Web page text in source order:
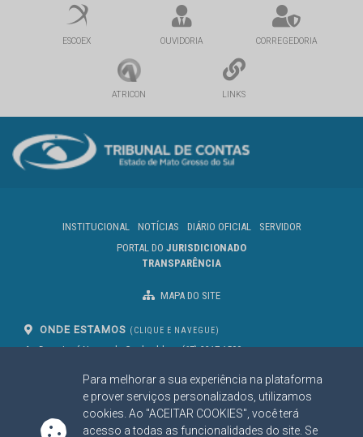
Para melhorar a sua experiência na plataforma
e prover serviços personalizados, utilizamos
cookies. Ao "ACEITAR COOKIES", você terá
acesso a todas as funcionalidades do site. Se
ESCOEX OUVIDORIA CORREGEDORIA
ATRICON LINKS
INSTITUCIONAL NOTÍCIAS DIÁRIO OFICIAL
SERVIDOR
PORTAL DO JURISDICIONADO
TRANSPARÊNCIA
MAPA DO SITE
ONDE ESTAMOS (CLIQUE E NAVEGUE)
Av. Des. José Nunes da Cunha, bloco
Campo Grande/MS
CEP: 79031-310
(67) 3317-1500